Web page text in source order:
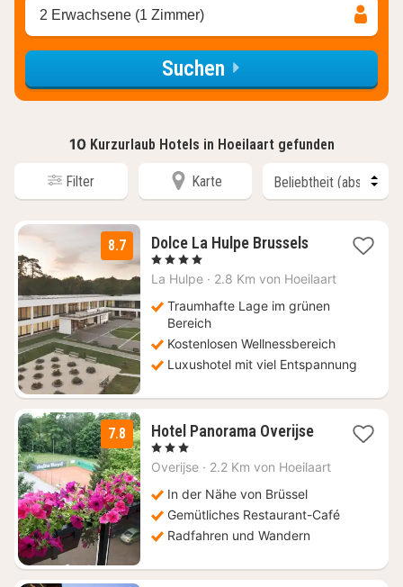
2 Erwachsene (1 Zimmer)
Suchen
10 Kurzurlaub Hotels in Hoeilaart gefunden
Filter Karte
8.7 Dolce La Hulpe Brussels3
ab
€
, 4 Sterne
La Hulpe · 2.8 Km von Hoeilaart
Traumhafte Lage im grünen
Bereich
Kostenlosen Wellnessbereich
Luxushotel mit viel Entspannung
7.8 Hotel Panorama Overijse1
ab
, 3 Sterne
Overijse · 2.2 Km von Hoeilaart
In der Nähe von Brüssel
Gemütliches Restaurant-Café
Radfahren und Wandern